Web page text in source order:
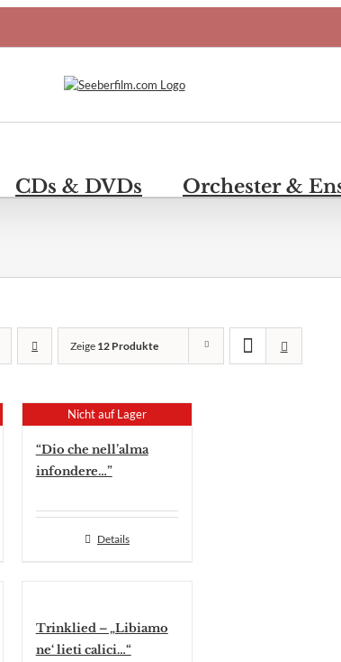
CDs & DVDs Orchester &
Zeige 12 Produkte
Nicht auf Lager
“Dio che nell’alma
infondere…”
Details
Trinklied – „Libiamo
ne‘ lieti calici…“